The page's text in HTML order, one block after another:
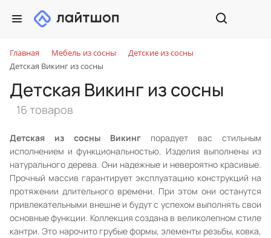
Главная Мебель из сосны
Детские из сосны
Детская Викинг из сосны
Детская Викинг из сосны
16 товаров
Детская из сосны Викинг порадует вас стильным
исполнением и функциональностью. Изделия выполнены из
натурального дерева. Они надежные и невероятно красивые.
Прочный массив гарантирует эксплуатацию конструкций на
протяжении длительного времени. При этом они останутся
привлекательными внешне и будут с успехом выполнять свои
основные функции. Коллекция создана в великолепном стиле
кантри. Это нарочито грубые формы, элементы резьбы, ковка,